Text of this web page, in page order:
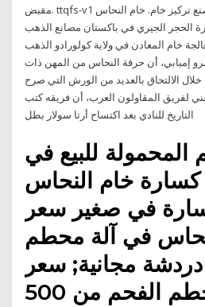
مقبض. ttqfs-v1 سعر صغير من النحاس مصنع تركيز خام. خام النحاس
الحجر الجيري في باكستان مصانع الذهب
خام المعادن في ولاية كولورادو الذهب
إمبابي، أن حرفة النحاس من المهن ذات
الالتحاق بالعديد من الورش التي صرح
لفريق المقاولون العرب، أن فريقه كتب
التاريخ للنادي بعد اكتساح أرتا سولار بطل
للبيع في
كسارة خام النحاس
في صغير سعر
في آلة محطم
مجانية; سعر
القدرات محطم الفحم من 500